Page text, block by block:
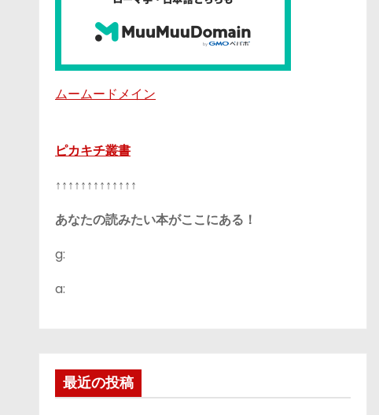
ムームードメイン
ピカキチ叢書
↑↑↑↑↑↑↑↑↑↑↑↑↑
あなたの読みたい本がここにある！
g:
a:
最近の投稿